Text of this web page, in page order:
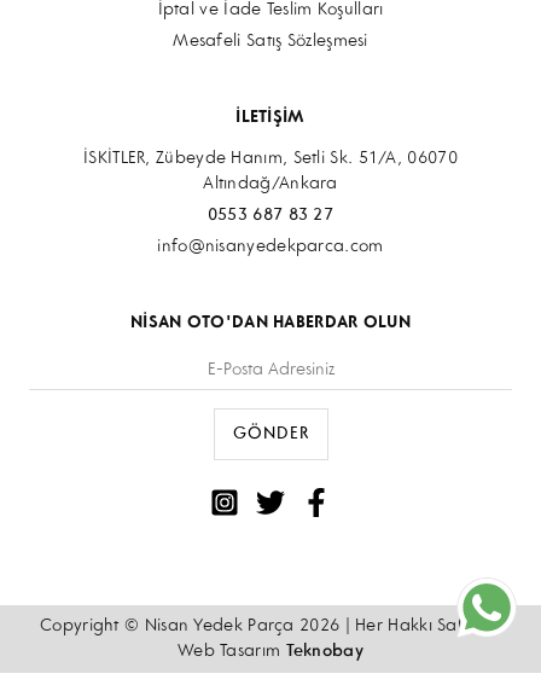
İptal ve İade Teslim Koşulları
Mesafeli Satış Sözleşmesi
İLETİŞİM
İSKİTLER, Zübeyde Hanım, Setli Sk. 51/A, 06070
Altındağ/Ankara
0553 687 83 27
info@nisanyedekparca.com
NİSAN OTO'DAN HABERDAR OLUN
Copyright © Nisan Yedek Parça 2026 | Her Hakkı Saklıdır.
Web Tasarım
Teknobay